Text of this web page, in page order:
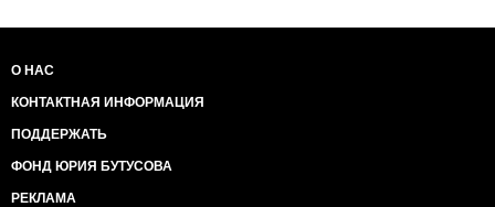
О НАС
КОНТАКТНАЯ ИНФОРМАЦИЯ
ПОДДЕРЖАТЬ
ФОНД ЮРИЯ БУТУСОВА
РЕКЛАМА